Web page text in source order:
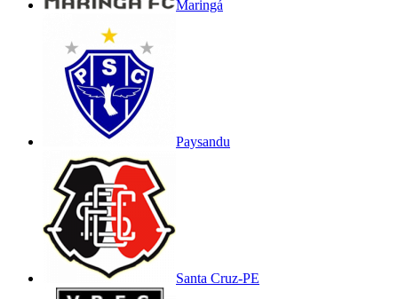
Maringá
Paysandu
Santa Cruz-PE